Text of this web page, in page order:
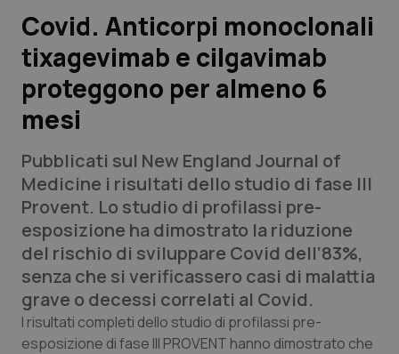
Lavoro e Professioni
Scienza e Farmaci
Studi e Analisi
Lettere al direttore
Edizioni Regionali
QS Pro
Professionisti Sanitari.AI
Abruzzo
QS Pro Gold
Covid. Anticorpi monoclonali
tixagevimab e cilgavimab
proteggono per almeno 6
mesi
Pubblicati sul New England Journal of
Medicine i risultati dello studio di fase III
Provent. Lo studio di profilassi pre-
esposizione ha dimostrato la riduzione
del rischio di sviluppare Covid dell’83%,
senza che si verificassero casi di malattia
grave o decessi correlati al Covid.
I risultati completi dello studio di profilassi pre-
esposizione di fase III PROVENT hanno dimostrato che